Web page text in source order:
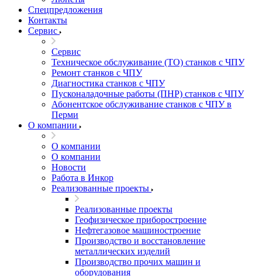
Спецпредложения
Контакты
Сервис
Сервис
Техническое обслуживание (ТО) станков с ЧПУ
Ремонт станков с ЧПУ
Диагностика станков с ЧПУ
Пусконаладочные работы (ПНР) станков с ЧПУ
Абонентское обслуживание станков с ЧПУ в
Перми
О компании
О компании
О компании
Новости
Работа в Инкор
Реализованные проекты
Реализованные проекты
Геофизическое приборостроение
Нефтегазовое машиностроение
Производство и восстановление
металлических изделий
Производство прочих машин и
оборудования